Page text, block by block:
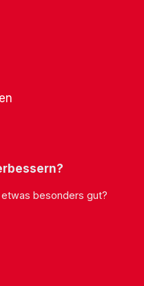
besonders gut?